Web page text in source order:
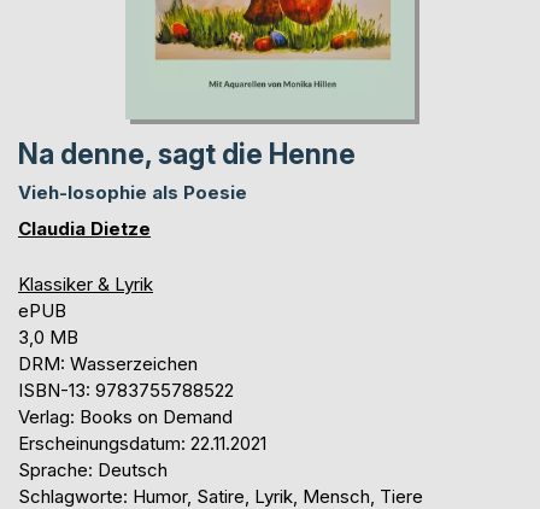
Na denne, sagt die Henne
Vieh-losophie als Poesie
Claudia Dietze
Klassiker & Lyrik
ePUB
3,0 MB
DRM: Wasserzeichen
ISBN-13: 9783755788522
Verlag: Books on Demand
Erscheinungsdatum: 22.11.2021
Sprache: Deutsch
Schlagworte: Humor, Satire, Lyrik, Mensch, Tiere